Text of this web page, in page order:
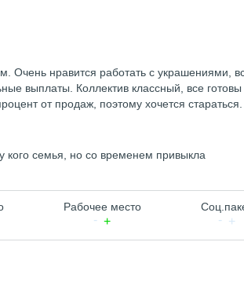
Очень нравится работать с украшениями,
выплаты. Коллектив классный, все
от продаж, поэтому хочется стараться.
семья, но со временем привыкла
Рабочее место